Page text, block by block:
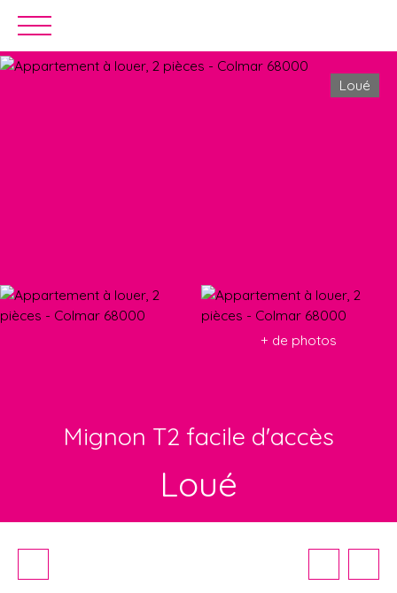
Accueil Acheter Louer
Loué
+ de photos
Mignon T2 facile d'accès
Loué